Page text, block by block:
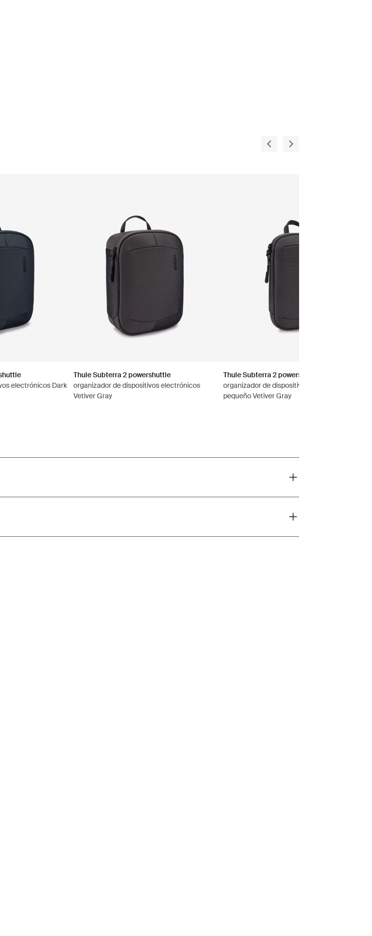
electrónicos Dark
Thule Subterra 2 powershuttle
organizador de dispositivos electrónicos
Vetiver Gray
Thule Subterra 2 powershuttle
organizador de dispositivos electrónicos
pequeño Vetiver Gray